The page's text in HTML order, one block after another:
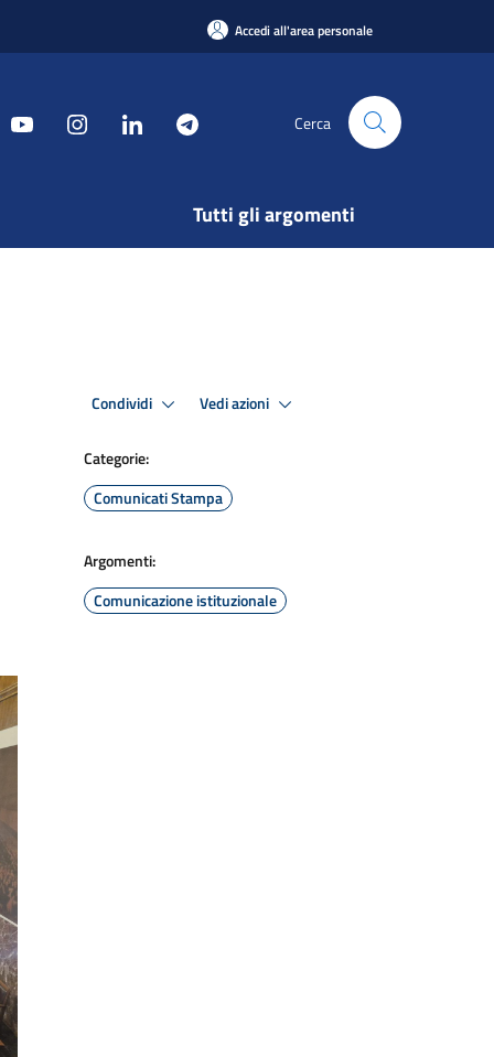
Accedi all'area personale
Cerca
Tutti gli argomenti
Condividi Vedi azioni
Categorie:
Comunicati Stampa
Argomenti:
Comunicazione istituzionale